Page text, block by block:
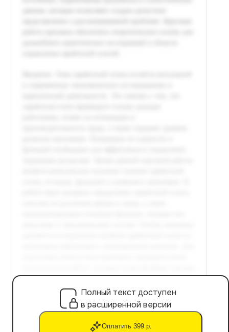
Полный текст доступен
в расширенной версии
Оплатить 399 р.